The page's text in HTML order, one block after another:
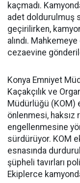
kaçmadı.
adet doldurulmuş
geçirilirken,
alındı.
cezaevine
Konya Emniyet
Kaçakçılık ve
Müdürlüğü (KOM)
önlenmesi, haksız
engellenmesine
sürdürüyor. KOM
esnasında
şüpheli tavırları
Ekiplerce